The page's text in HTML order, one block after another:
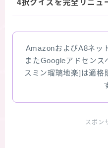
4択クイズを完全リニュ
AmazonおよびA8ネッ
またGoogleアドセンス
スミン瑠璃地楽]は適格
スポン